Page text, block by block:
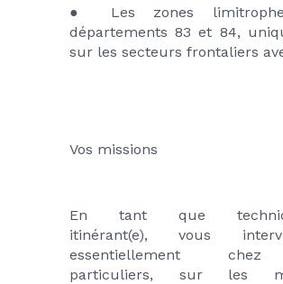
● Les zones
départements 83 et 84,
sur les secteurs frontaliers
Vos missions
En tant que
itinérant(e), vous
essentiellement
particuliers, sur les